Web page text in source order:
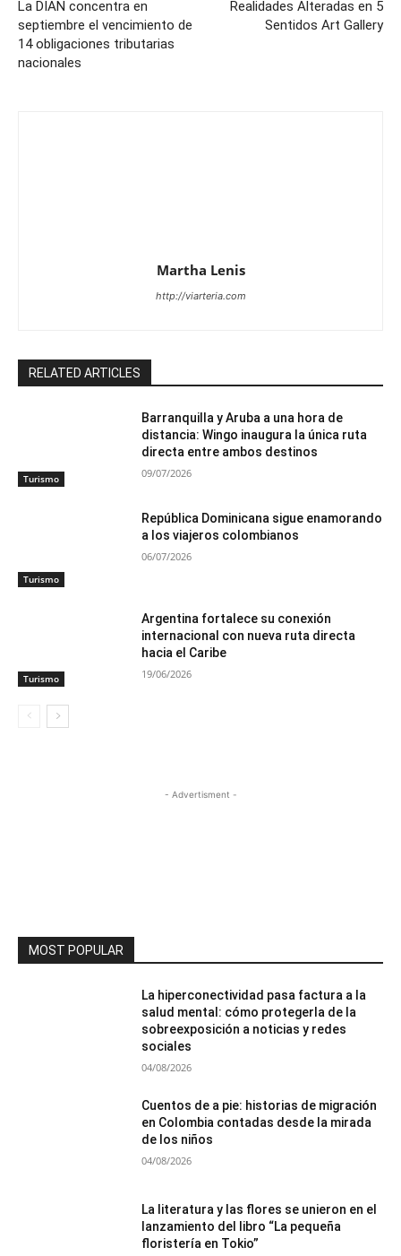
La DIAN concentra en
septiembre el vencimiento de
14 obligaciones tributarias
nacionales
Realidades Alteradas en 5
Sentidos Art Gallery
Martha Lenis
http://viarteria.com
RELATED ARTICLES
Turismo
Barranquilla y Aruba a una hora de
distancia: Wingo inaugura la única ruta
directa entre ambos destinos
09/07/2026
Turismo
República Dominicana sigue enamorando
a los viajeros colombianos
06/07/2026
Turismo
Argentina fortalece su conexión
internacional con nueva ruta directa
hacia el Caribe
19/06/2026
- Advertisment -
MOST POPULAR
La hiperconectividad pasa factura a la
salud mental: cómo protegerla de la
sobreexposición a noticias y redes
sociales
04/08/2026
Cuentos de a pie: historias de migración
en Colombia contadas desde la mirada
de los niños
04/08/2026
La literatura y las flores se unieron en el
lanzamiento del libro “La pequeña
floristería en Tokio”